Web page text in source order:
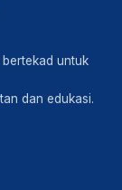
untuk
dan edukasi.